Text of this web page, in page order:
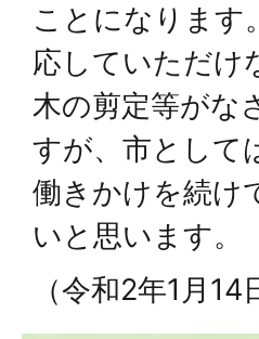
ことになります
応していただけ
木の剪定等がな
すが、市として
働きかけを続け
いと思います。
（令和2年1月14